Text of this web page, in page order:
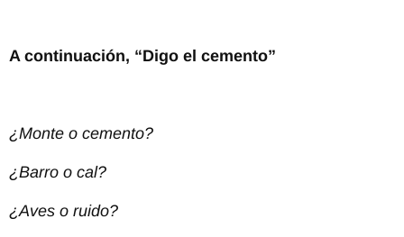
A continuación, “Digo el cemento”
¿Monte o cemento?
¿Barro o cal?
¿Aves o ruido?